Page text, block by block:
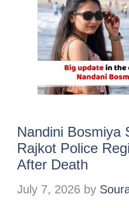
Nandini Bosmiya
Rajkot Police
After Death
July 7, 2026 by